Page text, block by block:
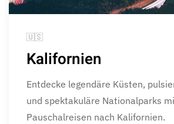
🇺🇸
Kalifornien
Entdecke legendäre Küsten,
und spektakuläre Nationalparks
Pauschalreisen nach Kalifornien.